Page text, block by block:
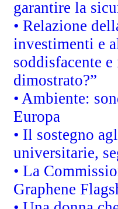
garantire la
• Relazione
investimenti e
soddisfacente
dimostrato?”
• Ambiente:
Europa
• Il sostegno
universitarie,
• La
Graphene